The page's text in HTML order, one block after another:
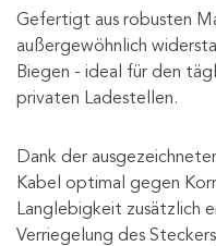
Gefertigt aus robusten
außergewöhnlich
Biegen - ideal für den
privaten Ladestellen.
Dank der
Kabel optimal gegen
Langlebigkeit zusätzlich
Verriegelung des